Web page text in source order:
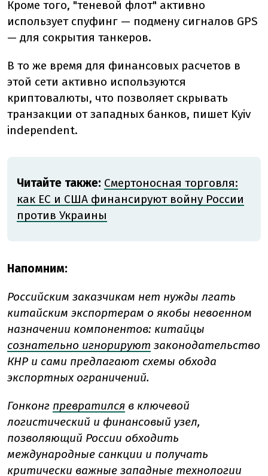
Кроме того, "теневой флот" активно
использует спуфинг — подмену сигналов GPS
— для сокрытия танкеров.
В то же время для финансовых расчетов в
этой сети активно используются
криптовалюты, что позволяет скрывать
транзакции от западных банков, пишет Kyiv
independent.
Читайте также: Смертоносная торговля:
как ЕС и США финансируют войну России
против Украины
Напомним:
Российским заказчикам нет нужды лгать
китайским экспортерам о якобы невоенном
назначении компонентов: китайцы
сознательно игнорируют законодательство
КНР и сами предлагают схемы обхода
экспортных ограничений.
Гонконг превратился в ключевой
логистический и финансовый узел,
позволяющий России обходить
международные санкции и получать
критически важные западные технологии